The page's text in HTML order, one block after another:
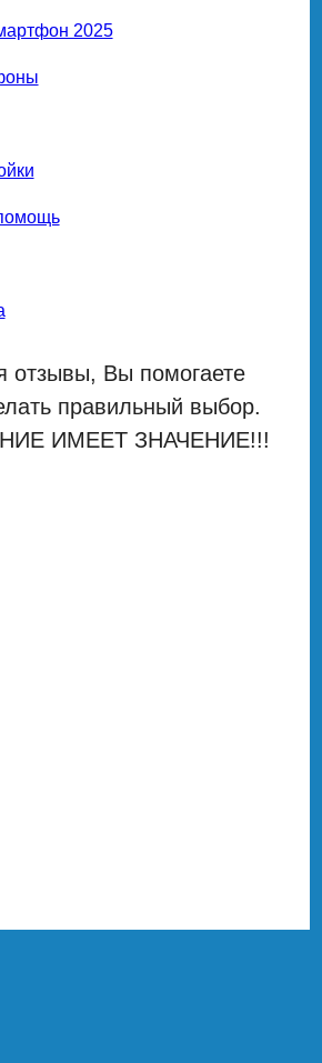
2025
отзывы, Вы помогаете
правильный выбор.
ИМЕЕТ ЗНАЧЕНИЕ!!!